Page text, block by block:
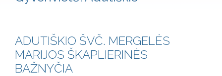
ADUTIŠKIO ŠVČ. MERGELĖS
MARIJOS ŠKAPLIERINĖS
BAŽNYČIA